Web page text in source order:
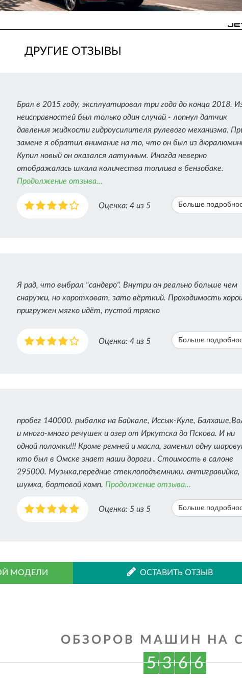
ДРУГИЕ ОТЗЫВЫ
Брал в 2015 году, эксплуатировал три года до конца 2018.
неисправностей был только один случай - лопнул датчик
давления жидкости гидроусилителя рулевого механизма.
замене я обратил внимание на то, что он был из
Купил новый он оказался латунным. Иногда неверно
отображалась шкала количества топлива в бензобаке.
Продолжение отзыва...
Оценка: 4 из 5 Больше
Я рад, что выбрал "сандеро". Внутри он реально больше чем
снаружи, но коротковат, зато вёрткий. Проходимость
пригружен мягко идёт, пустой тряско
Оценка: 4 из 5 Больше
пробег 140000. рыбалка на Байкале, Иссык-Куле,
и много-много речушек и озер от Иркутска до Пскова. И ни
одной поломки!!! Кроме ремней и масла, заменил одну
кто был в Омске знает наши дороги . Стоимость в салоне
295000. Музыка,передние стеклоподъемники. антигравийка,
шумка, бортовой комп. Продолжение отзыва...
Оценка: 5 из 5 Больше
МОДЕЛИ ОСТАВИТЬ ОТЗЫВ
ОБЗОРОВ МАШИН НА
5 3 6 6